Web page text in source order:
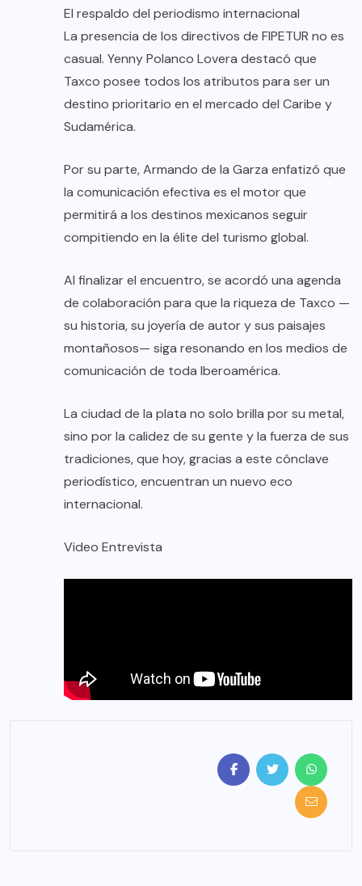
El respaldo del periodismo internacional
La presencia de los directivos de FIPETUR no es
casual. Yenny Polanco Lovera destacó que
Taxco posee todos los atributos para ser un
destino prioritario en el mercado del Caribe y
Sudamérica.
Por su parte, Armando de la Garza enfatizó que
la comunicación efectiva es el motor que
permitirá a los destinos mexicanos seguir
compitiendo en la élite del turismo global.
Al finalizar el encuentro, se acordó una agenda
de colaboración para que la riqueza de Taxco —
su historia, su joyería de autor y sus paisajes
montañosos— siga resonando en los medios de
comunicación de toda Iberoamérica.
La ciudad de la plata no solo brilla por su metal,
sino por la calidez de su gente y la fuerza de sus
tradiciones, que hoy, gracias a este cónclave
periodístico, encuentran un nuevo eco
internacional.
Video Entrevista